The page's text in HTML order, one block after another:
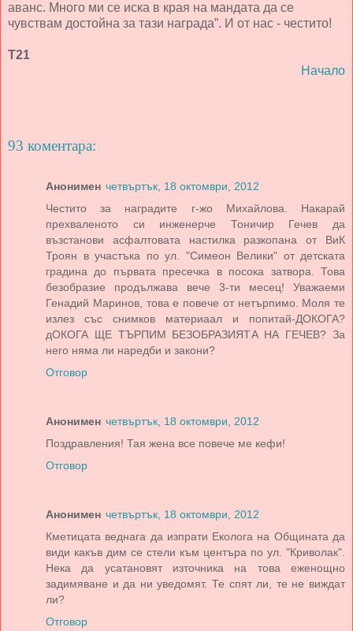
аванс. Много ми се иска в края на мандата да се
чувствам достойна за тази награда”. И от нас - честито!
Т21
Начало
93 коментара:
Анонимен четвъртък, 18 октомври, 2012
Честито за наградите г-жо Михайлова. Накарай
прехваленото си инженерче Тоничир Гечев да
възстанови асфалтовата настилка разкопана от ВиК
Троян в участъка по ул. "Симеон Велики" от детската
градина до първата пресечка в посока затвора. Това
безобразие продължава вече 3-ти месец! Уважаеми
Генадий Маринов, това е повече от нетърпимо. Моля те
излез със снимков материаал и попитай-ДОКОГА?
дОКОГА ЩЕ ТЪРПИМ БЕЗОБРАЗИЯТА НА ГЕЧЕВ? За
него няма ли наредби и закони?
Отговор
Анонимен четвъртък, 18 октомври, 2012
Поздравления! Тая жена все повече ме кефи!
Отговор
Анонимен четвъртък, 18 октомври, 2012
Кметицата веднага да изпрати Еколога на Общината да
види какъв дим се стели към центъра по ул. "Криволак".
Нека да усатановят източника на това еженощно
задимяване и да ни уведомят. Те спят ли, те не виждат
ли?
Отговор